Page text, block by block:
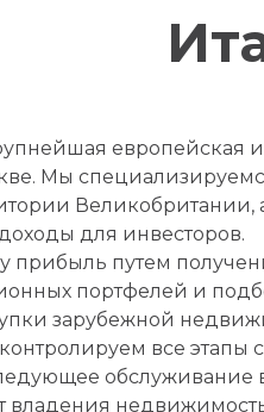
Мы
для инвесторов.
путем
портфелей и
зарубежной
все этапы
владения